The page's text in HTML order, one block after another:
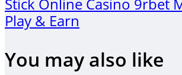
Play & Earn
You may also like